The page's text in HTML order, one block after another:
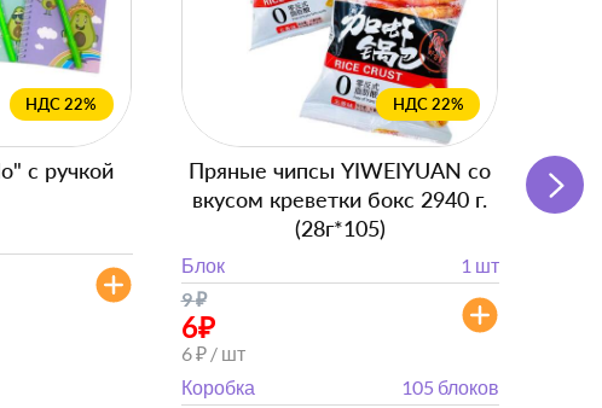
НДС 22%
с ручкой
НДС 22%
Пряные чипсы YIWEIYUAN со
вкусом креветки бокс 2940 г.
(28г*105)
Блок
1 шт
9₽
6₽
6 ₽ / шт
Коробка
105 блоков